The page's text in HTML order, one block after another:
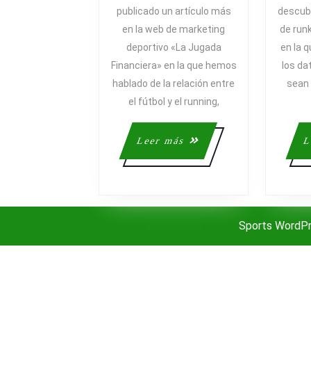
LA
JUGADA
publicado un artículo más
en la web de marketing
deportivo «La Jugada
Financiera» en la que hemos
hablado de la relación entre
el fútbol y el running,
Leer más
Leer
más
de
en la
los
sean
Sports